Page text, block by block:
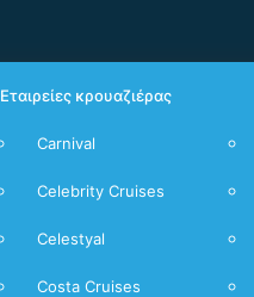
Εταιρείες κρουαζιέρας
Carnival
Celebrity Cruises
Celestyal
Costa Cruises